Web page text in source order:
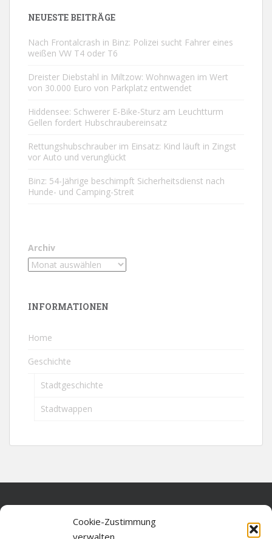
Cookie-Zustimmung
verwalten
NEUESTE BEITRÄGE
Nach Frontalcrash in Binz: Polizei sucht Fahrer eines
weißen VW T4 oder T6
Dreister Diebstahl in Miltzow: Wohnwagen im Wert
von 30.000 Euro von Parkplatz entwendet
Hiddensee: Schwerer E-Bike-Sturz am Leuchtturm
Gellen fordert Hubschraubereinsatz
Rettungshubschrauber im Einsatz: Kind läuft in Zingst
vor Auto und verunglückt
Binz: 54-Jährige beschimpft Sicherheitsdienst nach
Hunde- und Camping-Streit
Archiv
INFORMATIONEN
Home
Geschichte
Stadtgeschichte
Stadtwappen